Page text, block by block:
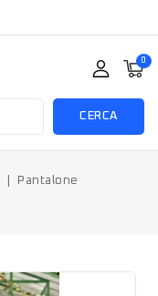
0
CERCA
Pantalone